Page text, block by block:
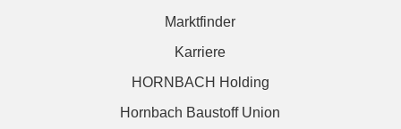
Marktfinder
Karriere
HORNBACH Holding
Hornbach Baustoff Union